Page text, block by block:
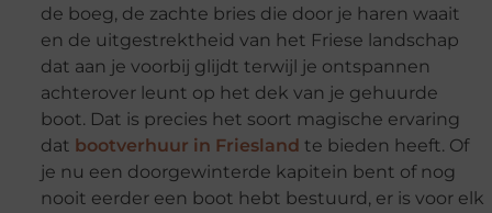
de boeg, de zachte bries die door je haren waait
en de uitgestrektheid van het Friese landschap
dat aan je voorbij glijdt terwijl je ontspannen
achterover leunt op het dek van je gehuurde
boot. Dat is precies het soort magische ervaring
dat bootverhuur in Friesland te bieden heeft. Of
je nu een doorgewinterde kapitein bent of nog
nooit eerder een boot hebt bestuurd, er is voor elk